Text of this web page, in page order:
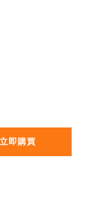
立即購買